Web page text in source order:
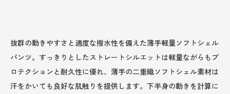
抜群の動きやすさと適度な撥水性を備えた薄手軽量ソフトシェル
パンツ。すっきりとしたストレートシルエットは軽量ながらもプ
ロテクションと耐久性に優れ、薄手の二重織ソフトシェル素材は
汗をかいても良好な肌触りを提供します。下半身の動きを計算に